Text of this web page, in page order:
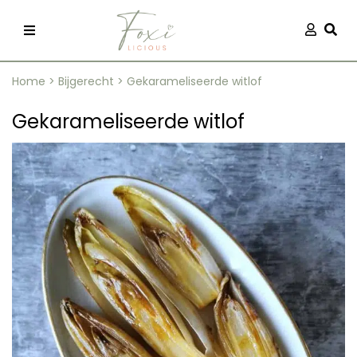
kleding
Home > Bijgerecht > Gekarameliseerde witlof
Gekarameliseerde witlof